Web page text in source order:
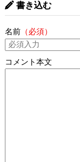
書き込む
名前 （必須）
コメント本文